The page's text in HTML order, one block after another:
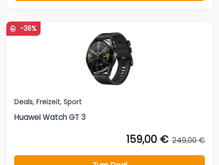
-36%
Deals, Freizeit, Sport
Huawei Watch GT 3
159,00 € 249,00 €